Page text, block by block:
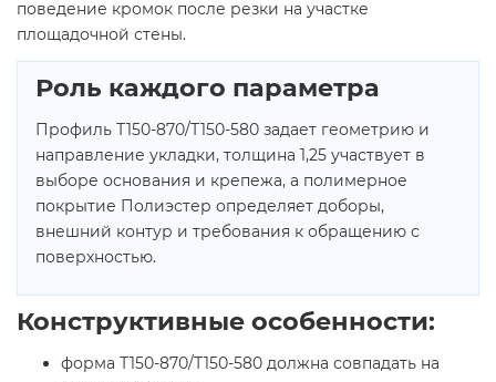
поведение кромок после резки на участке
площадочной стены.
Роль каждого параметра
Профиль Т150-870/Т150-580 задает геометрию и
направление укладки, толщина 1,25 участвует в
выборе основания и крепежа, а полимерное
покрытие Полиэстер определяет доборы,
внешний контур и требования к обращению с
поверхностью.
Конструктивные особенности:
форма Т150-870/Т150-580 должна совпадать на